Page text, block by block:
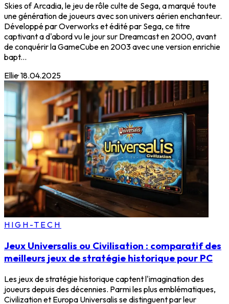
Skies of Arcadia, le jeu de rôle culte de Sega, a marqué toute
une génération de joueurs avec son univers aérien enchanteur.
Développé par Overworks et édité par Sega, ce titre
captivant a d'abord vu le jour sur Dreamcast en 2000, avant
de conquérir la GameCube en 2003 avec une version enrichie
bapt...
Ellie·18.04.2025
HIGH-TECH
Jeux Universalis ou Civilisation : comparatif des
meilleurs jeux de stratégie historique pour PC
Les jeux de stratégie historique captent l'imagination des
joueurs depuis des décennies. Parmi les plus emblématiques,
Civilization et Europa Universalis se distinguent par leur